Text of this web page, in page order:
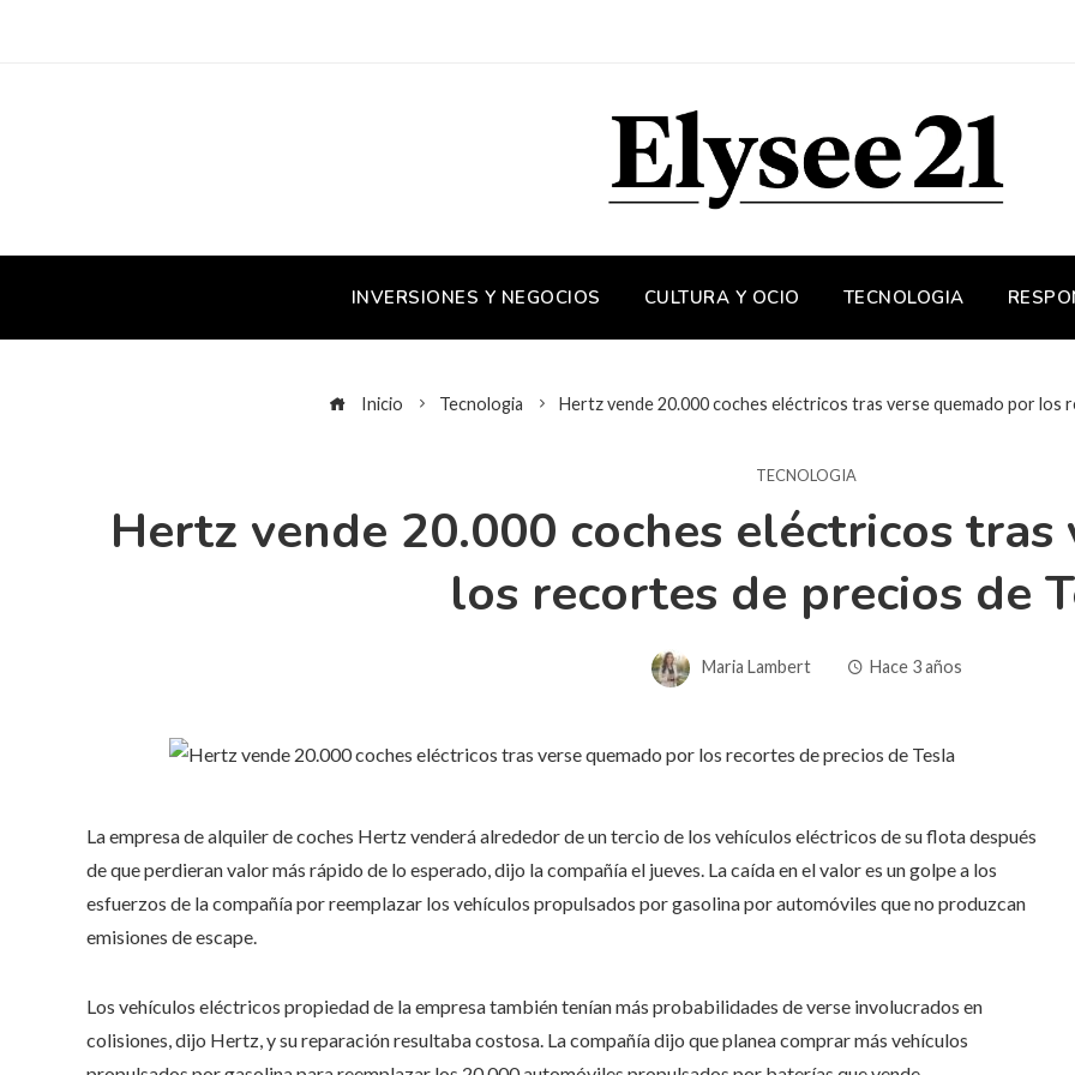
INVERSIONES Y NEGOCIOS CULTURA Y OCIO TECNOLOGIA
Inicio Tecnologia Hertz vende 20.000 coches eléctricos tras verse quemado por los
TECNOLOGIA
Hertz vende 20.000 coches eléctricos
los recortes de precios de
Maria Lambert Hace 3 años
La empresa de alquiler de coches Hertz venderá alrededor de un tercio de los vehículos eléctricos de su flota después
de que perdieran valor más rápido de lo esperado, dijo la compañía el jueves. La caída en el valor es un golpe a los
esfuerzos de la compañía por reemplazar los vehículos propulsados ​​por gasolina por automóviles que no produzcan
emisiones de escape.
Los vehículos eléctricos propiedad de la empresa también tenían más probabilidades de verse involucrados en
colisiones, dijo Hertz, y su reparación resultaba costosa. La compañía dijo que planea comprar más vehículos